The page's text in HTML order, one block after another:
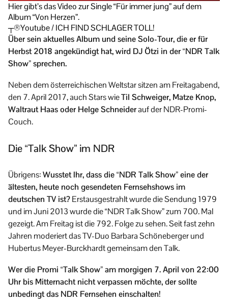
Hier gibt’s das Video zur Single “Für immer jung” auf dem
Album “Von Herzen”.
┬®Youtube / ICH FIND SCHLAGER TOLL!
Über sein aktuelles Album und seine Solo-Tour, die er für
Herbst 2018 angekündigt hat, wird DJ Ötzi in der “NDR Talk
Show” sprechen.
Neben dem österreichischen Weltstar sitzen am Freitagabend,
den 7. April 2017, auch Stars wieTil Schweiger, Matze Knop,
Waltraut Haas oder Helge Schneiderauf der NDR-Promi-
Couch.
Die “Talk Show” im NDR
Übrigens:Wusstet Ihr, dass die “NDR Talk Show” eine der
ältesten, heute noch gesendeten Fernsehshows im
deutschen TV ist?Erstausgestrahlt wurde die Sendung 1979
und im Juni 2013 wurde die “NDR Talk Show” zum 700. Mal
gezeigt. Am Freitag ist die 792. Folge zu sehen. Seit fast zehn
Jahren moderiert das TV-Duo Barbara Schöneberger und
Hubertus Meyer-Burckhardt gemeinsam den Talk.
Wer die Promi “Talk Show” am morgigen 7. April von 22:00
Uhr bis Mitternacht nicht verpassen möchte, der sollte
unbedingt das NDR Fernsehen einschalten!